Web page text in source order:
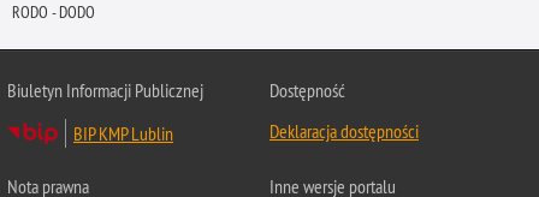
RODO - DODO
Biuletyn Informacji Publicznej
BIP KMP Lublin
Dostępność
Deklaracja dostępności
Nota prawna Inne wersje portalu